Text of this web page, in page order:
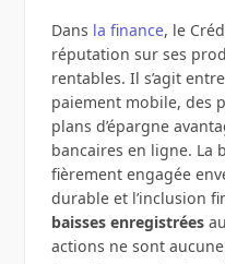
Dans la finance, le
réputation sur ses
rentables. Il s’agit
paiement mobile, des
plans d’épargne
bancaires en ligne. La
fièrement engagée
durable et l’inclusion
baisses enregistrées
actions ne sont